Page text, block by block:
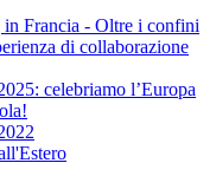
in Francia - Oltre i confini
di collaborazione
celebriamo l’Europa